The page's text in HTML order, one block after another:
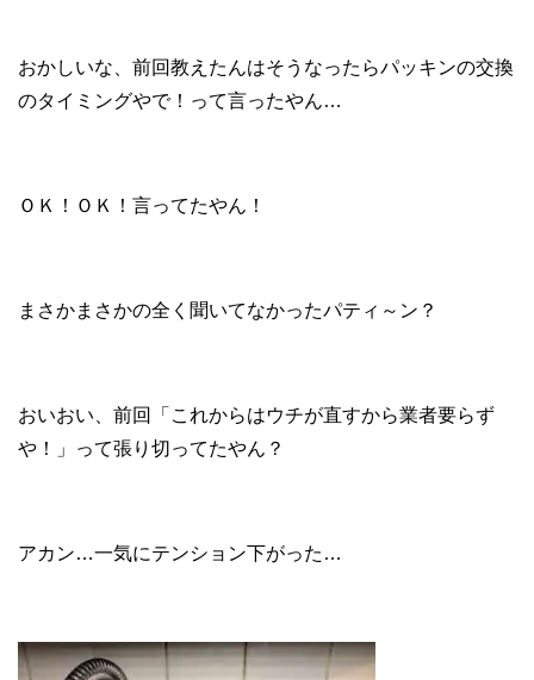
おかしいな、前回教えたんはそうなったらパッキンの交換
のタイミングやで！って言ったやん…
ＯＫ！ＯＫ！言ってたやん！
まさかまさかの全く聞いてなかったパティ～ン？
おいおい、前回「これからはウチが直すから業者要らず
や！」って張り切ってたやん？
アカン…一気にテンション下がった…